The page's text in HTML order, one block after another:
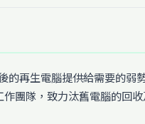
再生電腦提供給需要的弱
團隊，致力汰舊電腦的回